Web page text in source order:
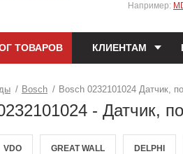
Например:
ТОВАРОВ КЛИЕНТАМ
/ Bosch / Bosch 0232101024 Датчик,
- Датчик,
VDO GREAT WALL DELPHI